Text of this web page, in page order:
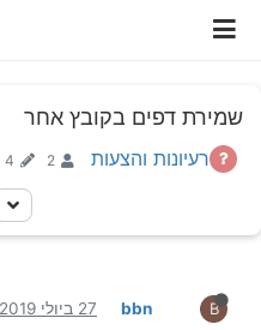
שמירת דפים בקובץ אחר
רעיונות והצעות 2
4
B
bbn 27 ביולי 2019, 18:14